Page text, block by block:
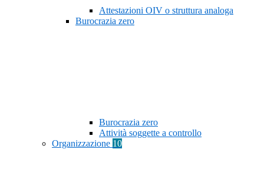
Attestazioni OIV o struttura analoga
Burocrazia zero
Burocrazia zero
Attività soggette a controllo
Organizzazione 10